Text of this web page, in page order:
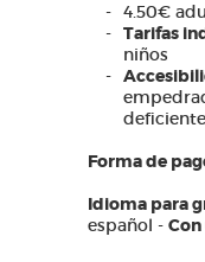
4.50€
Tarifas
niños
Forma de
Idioma para
español -